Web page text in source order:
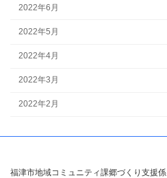
2022年6月
2022年5月
2022年4月
2022年3月
2022年2月
福津市地域コミュニティ課郷づくり支援係